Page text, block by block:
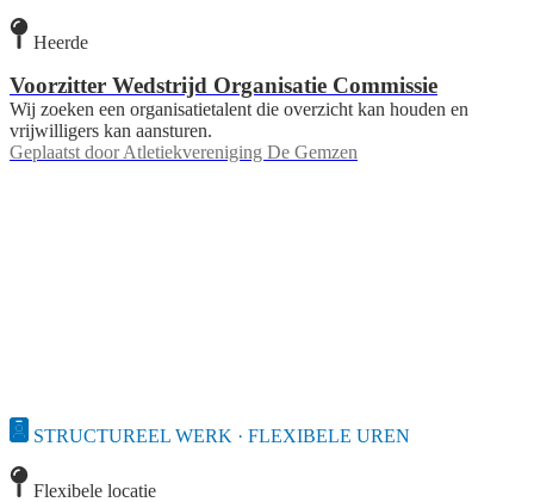
Heerde
Voorzitter Wedstrijd Organisatie Commissie
Wij zoeken een organisatietalent die overzicht kan houden en
vrijwilligers kan aansturen.
Geplaatst door Atletiekvereniging De Gemzen
STRUCTUREEL WERK · FLEXIBELE UREN
Flexibele locatie